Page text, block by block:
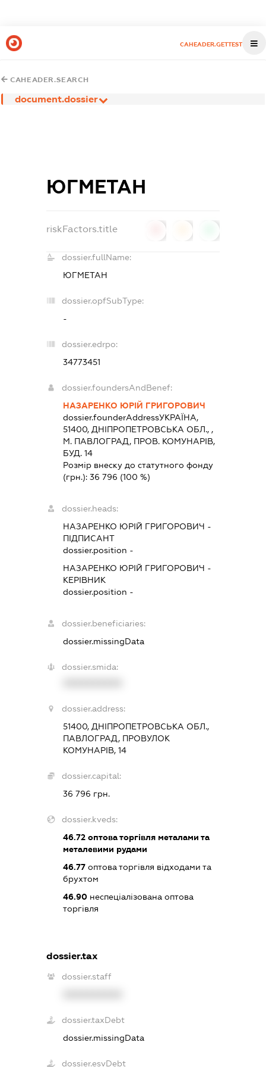
CAHEADER.GETTEST
CAHEADER.SEARCH
document.dossier
ЮГМЕТАН
riskFactors.title
dossier.fullName:
ЮГМЕТАН
dossier.opfSubType:
-
dossier.edrpo:
34773451
dossier.foundersAndBenef:
НАЗАРЕНКО ЮРІЙ ГРИГОРОВИЧ
dossier.founderAddressУКРАЇНА,
51400, ДНIПРОПЕТРОВСЬКА ОБЛ., ,
М. ПАВЛОГРАД, ПРОВ. КОМУНАРІВ,
БУД. 14
Розмір внеску до статутного фонду
(грн.):36 796 (100 %)
dossier.heads:
НАЗАРЕНКО ЮРІЙ ГРИГОРОВИЧ -
ПІДПИСАНТ
dossier.position -
НАЗАРЕНКО ЮРІЙ ГРИГОРОВИЧ -
КЕРІВНИК
dossier.position -
dossier.beneficiaries:
dossier.missingData
dossier.smida:
dossier.address:
51400, ДНІПРОПЕТРОВСЬКА ОБЛ.,
ПАВЛОГРАД, ПРОВУЛОК
КОМУНАРІВ, 14
dossier.capital:
36 796 грн.
dossier.kveds:
46.72 оптова торгівля металами та
металевими рудами
46.77 оптова торгівля відходами та
брухтом
46.90 неспеціалізована оптова
торгівля
dossier.tax
dossier.staff
dossier.taxDebt
dossier.missingData
dossier.esvDebt